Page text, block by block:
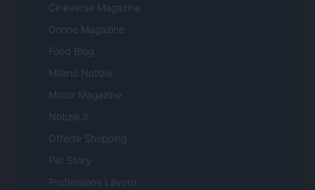
Cineverse Magazine
Donne Magazine
Food Blog
Milano Notizie
Motor Magazine
Notizie.it
Offerte Shopping
Pet Story
Professione Lavoro